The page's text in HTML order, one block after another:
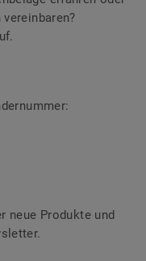
neue Produkte und